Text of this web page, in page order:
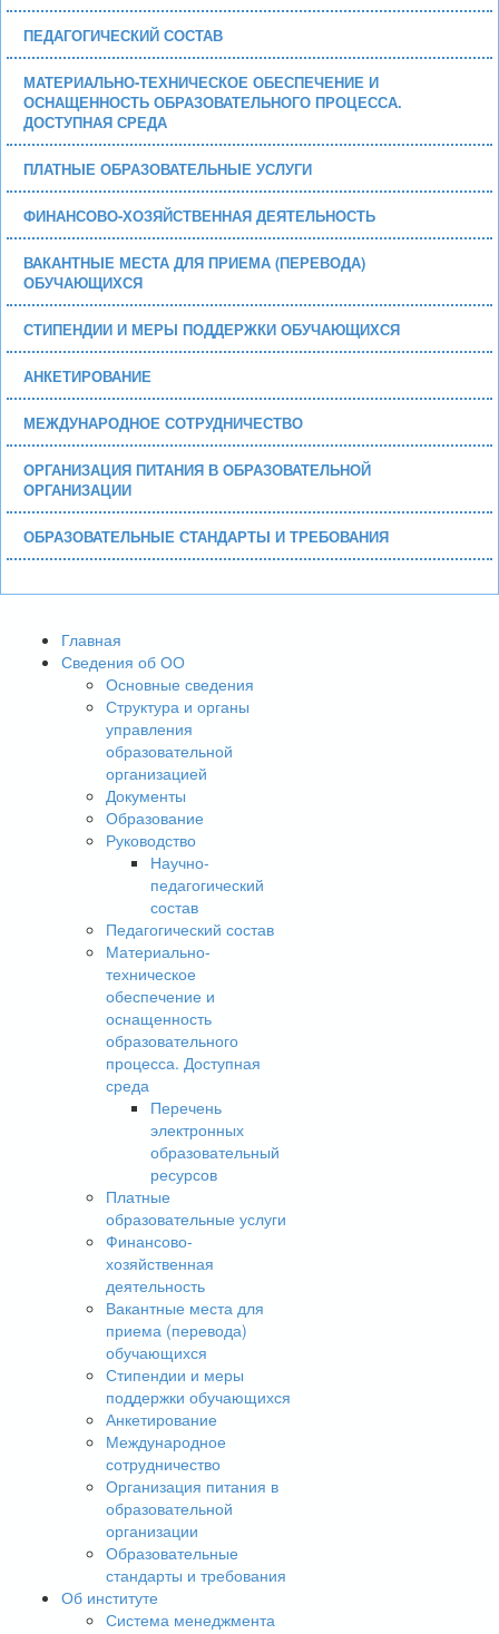
ПЕДАГОГИЧЕСКИЙ СОСТАВ
МАТЕРИАЛЬНО-ТЕХНИЧЕСКОЕ ОБЕСПЕЧЕНИЕ И
ОСНАЩЕННОСТЬ ОБРАЗОВАТЕЛЬНОГО ПРОЦЕССА.
ДОСТУПНАЯ СРЕДА
ПЛАТНЫЕ ОБРАЗОВАТЕЛЬНЫЕ УСЛУГИ
ФИНАНСОВО-ХОЗЯЙСТВЕННАЯ ДЕЯТЕЛЬНОСТЬ
ВАКАНТНЫЕ МЕСТА ДЛЯ ПРИЕМА (ПЕРЕВОДА)
ОБУЧАЮЩИХСЯ
СТИПЕНДИИ И МЕРЫ ПОДДЕРЖКИ ОБУЧАЮЩИХСЯ
АНКЕТИРОВАНИЕ
МЕЖДУНАРОДНОЕ СОТРУДНИЧЕСТВО
ОРГАНИЗАЦИЯ ПИТАНИЯ В ОБРАЗОВАТЕЛЬНОЙ
ОРГАНИЗАЦИИ
ОБРАЗОВАТЕЛЬНЫЕ СТАНДАРТЫ И ТРЕБОВАНИЯ
Главная
Сведения об ОО
Основные сведения
Структура и органы
управления
образовательной
организацией
Документы
Образование
Руководство
Научно-
педагогический
состав
Педагогический состав
Материально-
техническое
обеспечение и
оснащенность
образовательного
процесса. Доступная
среда
Перечень
электронных
образовательный
ресурсов
Платные
образовательные услуги
Финансово-
хозяйственная
деятельность
Вакантные места для
приема (перевода)
обучающихся
Стипендии и меры
поддержки обучающихся
Анкетирование
Международное
сотрудничество
Организация питания в
образовательной
организации
Образовательные
стандарты и требования
Об институте
Система менеджмента